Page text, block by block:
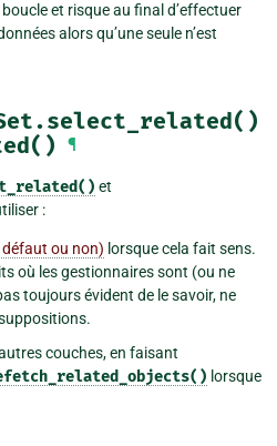
et risque au final d’effectuer
alors qu’une seule n’est
¶
et
:
ou non) lorsque cela fait sens.
où les gestionnaires sont (ou ne
toujours évident de le savoir, ne
couches, en faisant
lorsque